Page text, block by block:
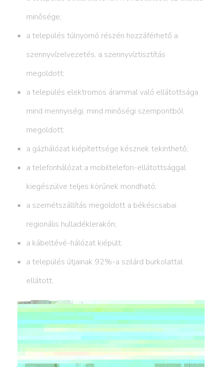
minősége;
a település túlnyomó részén hozzáférhető a
szennyvízelvezetés, a szennyvíztisztítás
megoldott;
a település elektromos árammal való ellátottsága
mind mennyiségi, mind minőségi szempontból
megoldott;
a gázhálózat kiépítettsége késznek tekinthető;
a telefonhálózat a mobiltelefon-ellátottsággal
kiegészülve teljes körűnek mondható;
a szemétszállítás megoldott a békéscsabai
regionális hulladéklerakón;
a kábeltévé-hálózat kiépült;
a település útjainak 92%-a szilárd burkolattal
ellátott.